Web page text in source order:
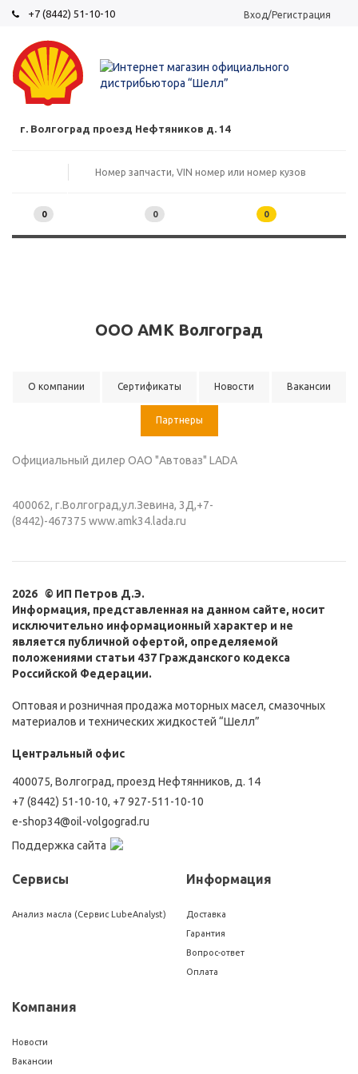
+7 (8442) 51-10-10 Вход/Регистрация
г. Волгоград проезд Нефтяников д. 14
0 0 0
ООО АМК Волгоград
О компании Сертификаты Новости Вакансии
Партнеры
Официальный дилер ОАО "Автоваз" LADA
400062, г.Волгоград,ул.Зевина, 3Д,+7-
(8442)-467375 www.amk34.lada.ru
2026 © ИП Петров Д.Э.
Информация, представленная на данном сайте, носит
исключительно информационный характер и не
является публичной офертой, определяемой
положениями статьи 437 Гражданского кодекса
Российской Федерации.
Оптовая и розничная продажа моторных масел, смазочных
материалов и технических жидкостей “Шелл”
Центральный офис
400075, Волгоград, проезд Нефтянников, д. 14
+7 (8442) 51-10-10, +7 927-511-10-10
e-shop34@oil-volgograd.ru
Поддержка сайта
Сервисы
Анализ масла (Сервис LubeAnalyst)
Информация
Доставка
Гарантия
Вопрос-ответ
Оплата
Компания
Новости
Вакансии